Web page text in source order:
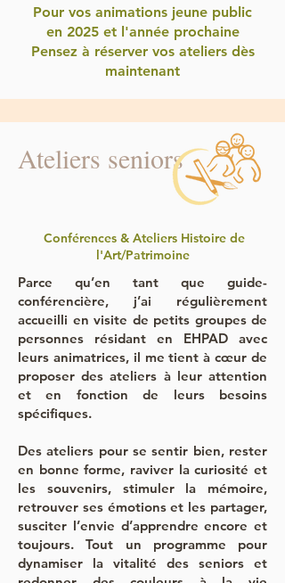
Pour vos animations jeune public
en 2025 et l'année prochaine
Pensez à réserver vos ateliers dès
maintenant
Ateliers seniors
Conférences & Ateliers Histoire de
l'Art/Patrimoine
Parce qu’en tant que guide-
conférencière, j’ai régulièrement
accueilli en visite de petits groupes de
personnes résidant en EHPAD avec
leurs animatrices, il me tient à cœur de
proposer des ateliers à leur attention
et en fonction de leurs besoins
spécifiques.
Des ateliers pour se sentir bien, rester
en bonne forme, raviver la curiosité et
les souvenirs, stimuler la mémoire,
retrouver ses émotions et les partager,
susciter l’envie d’apprendre encore et
toujours. Tout un programme pour
dynamiser la vitalité des seniors et